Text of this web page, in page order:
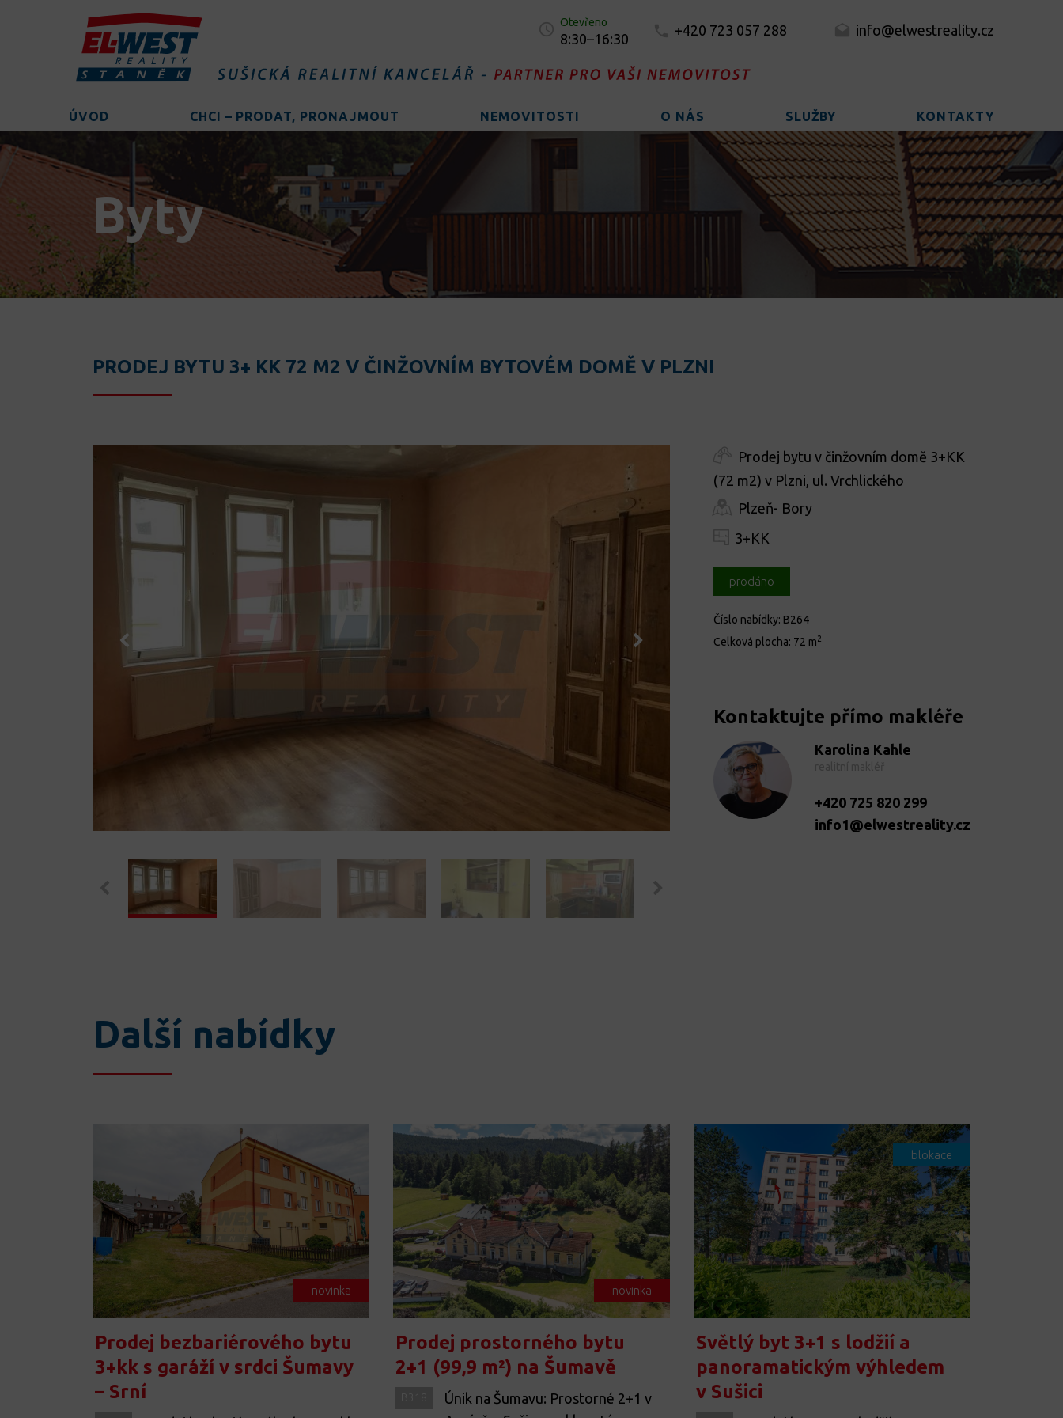
Otevřeno
8:30–16:30
+420 723 057 288 info@elwestreality.cz
ÚVOD CHCI – PRODAT, PRONAJMOUT NEMOVITOSTI O NÁS SLUŽBY KONTAKTY
Byty
PRODEJ BYTU 3+ KK 72 M2 V ČINŽOVNÍM BYTOVÉM DOMĚ V PLZNI
Prodej bytu v činžovním domě 3+KK
(72 m2) v Plzni, ul. Vrchlického
Plzeň- Bory
3+KK
prodáno
Číslo nabídky: B264
Celková plocha: 72 m2
Kontaktujte přímo makléře
Karolina Kahle
+420 725 820 299
info1@elwestreality.cz
Další nabídky
novinka
Prodej bezbariérového bytu
3+kk s garáží v srdci Šumavy
– Srní
novinka
Prodej prostorného bytu
2+1 (99,9 m²) na Šumavě
Únik na Šumavu: Prostorné 2+1 v
blokace
Světlý byt 3+1 s lodžií a
panoramatickým výhledem
v Sušici